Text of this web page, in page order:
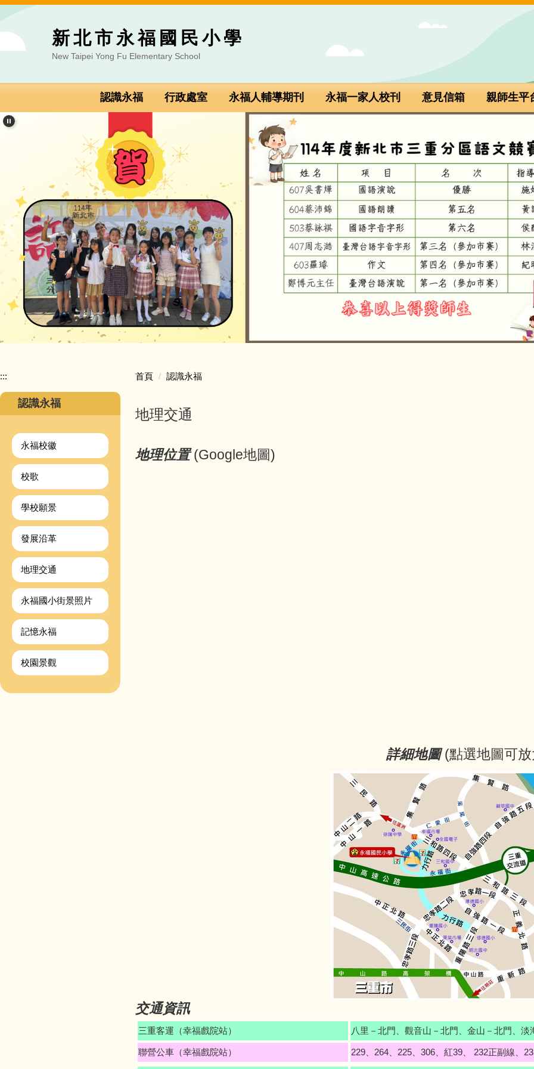
跳到主要內容區
新北市永福國民小學
New Taipei Yong Fu Elementary School
認識永福 行政處室 永福人輔導期刊 永福一家人校刊 意見信箱 親師生平
:::
認識永福
永福校徽
校歌
學校願景
發展沿革
地理交通
永福國小街景照片
記憶永福
校園景觀
首頁 認識永福
地理交通
地理位置(Google地圖)
詳細地圖 (點選地圖可
交通資訊
三重客運（幸福戲院站） 八里－北門、觀音山－北門、金山－北門、淡
聯營公車（幸福戲院站） 229、264、225、306、紅39、 232正副線、